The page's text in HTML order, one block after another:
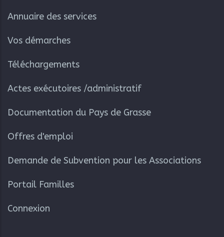
Annuaire des services
Vos démarches
Téléchargements
Actes exécutoires /administratif
Documentation du Pays de Grasse
Offres d'emploi
Demande de Subvention pour les Associations
Portail Familles
Connexion